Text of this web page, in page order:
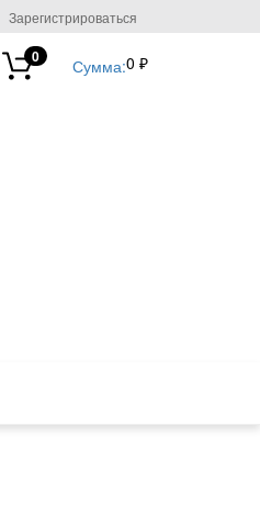
Зарегистрироваться
0 Сумма:0 ₽